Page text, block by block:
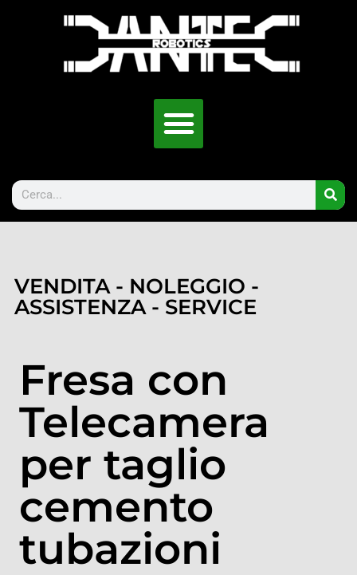
VENDITA - NOLEGGIO -
ASSISTENZA - SERVICE
Fresa con
Telecamera
per taglio
cemento
tubazioni